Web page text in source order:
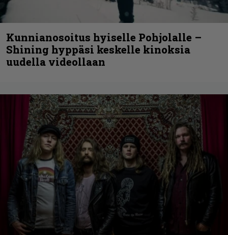
Kunnianosoitus hyiselle Pohjolalle –
Shining hyppäsi keskelle kinoksia
uudella videollaan